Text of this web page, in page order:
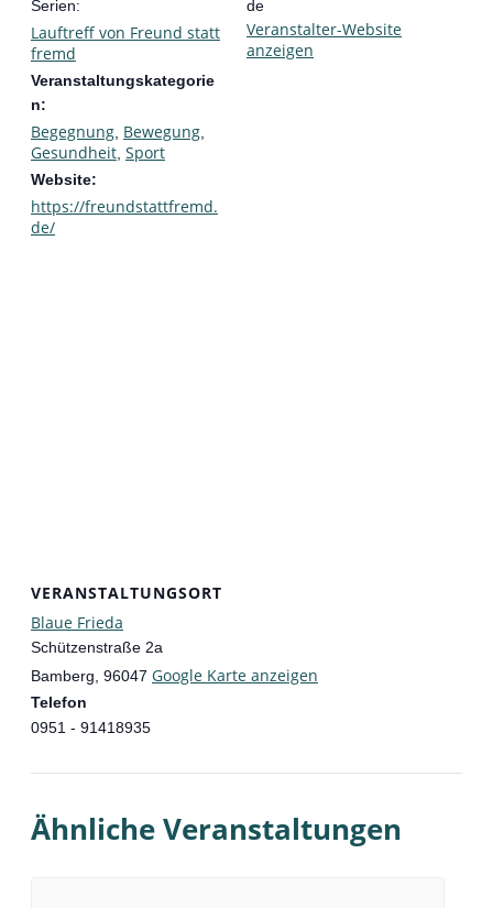
Serien:
Lauftreff von Freund statt
fremd
Veranstaltungskategorie
n:
Begegnung Bewegung
Gesundheit Sport
Website:
https://freundstattfremd.
de/
de
Veranstalter-Website
anzeigen
VERANSTALTUNGSORT
Blaue Frieda
Schützenstraße 2a
Bamberg 96047 Google Karte anzeigen
Telefon
0951 - 91418935
Ähnliche Veranstaltungen